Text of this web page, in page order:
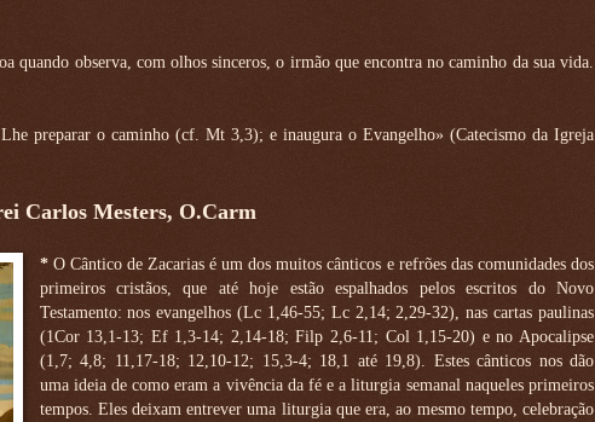
quando observa, com olhos sinceros, o irmão que encontra no caminho da sua vida.
preparar o caminho (cf. Mt 3,3); e inaugura o Evangelho» (Catecismo da Igreja
Carlos Mesters, O.Carm
* O Cântico de Zacarias é um dos muitos cânticos e refrões das comunidades dos
primeiros cristãos, que até hoje estão espalhados pelos escritos do Novo
Testamento: nos evangelhos (Lc 1,46-55; Lc 2,14; 2,29-32), nas cartas paulinas
(1Cor 13,1-13; Ef 1,3-14; 2,14-18; Filp 2,6-11; Col 1,15-20) e no Apocalipse
(1,7; 4,8; 11,17-18; 12,10-12; 15,3-4; 18,1 até 19,8). Estes cânticos nos dão
uma ideia de como eram a vivência da fé e a liturgia semanal naqueles primeiros
tempos. Eles deixam entrever uma liturgia que era, ao mesmo tempo, celebração